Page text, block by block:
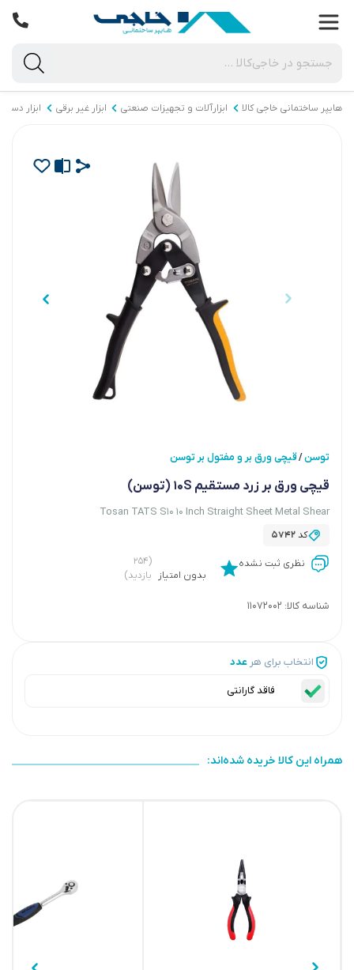
هایپر ساختمانی خاجی‌ کالا ابزارآلات و تجهیزات صنعتی ابزار غیر برقی ابزار دستی
توسن/قیچی ورق بر و مفتول بر توسن
قیچی ورق بر زرد مستقیم 10S (توسن)
Tosan TATS S10 10 Inch Straight Sheet Metal Shear
کد5742
نظری ثبت نشده
بدون امتیاز
(۲۵۴
بازدید)
شناسه کالا: 11072002
انتخاب برای هر عدد
فاقد گارانتی
همراه این کالا خریده شده‌اند: